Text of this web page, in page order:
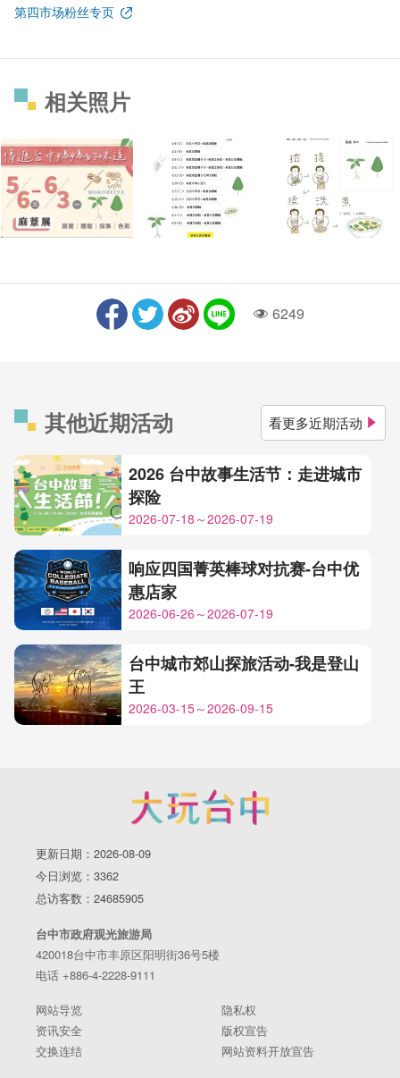
第四市场粉丝专页
相关照片
人气6249
其他近期活动 看更多近期活动
2026 台中故事生活节：走进城市
探险
2026-07-18～2026-07-19
响应四国菁英棒球对抗赛-台中优
惠店家
2026-06-26～2026-07-19
台中城市郊山探旅活动-我是登山
王
2026-03-15～2026-09-15
更新日期：2026-08-09
今日浏览：3362
总访客数：24685905
台中市政府观光旅游局
420018台中市丰原区阳明街36号5楼
电话 +886-4-2228-9111
网站导览
隐私权
资讯安全
版权宣告
交换连结
网站资料开放宣告